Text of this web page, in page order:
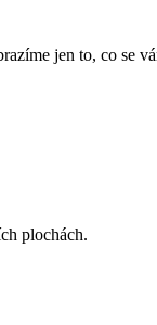
jen to, co se
plochách.